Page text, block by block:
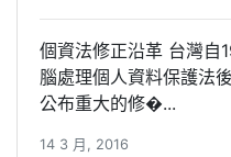
個資法修正沿革 台灣自
腦處理個人資料保護法
公布重大的修�...
14 3 月, 2016